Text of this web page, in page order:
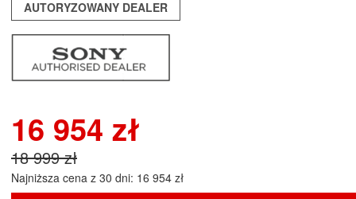
AUTORYZOWANY DEALER
16 954 zł
18 999 zł
Najniższa cena z 30 dni: 16 954 zł